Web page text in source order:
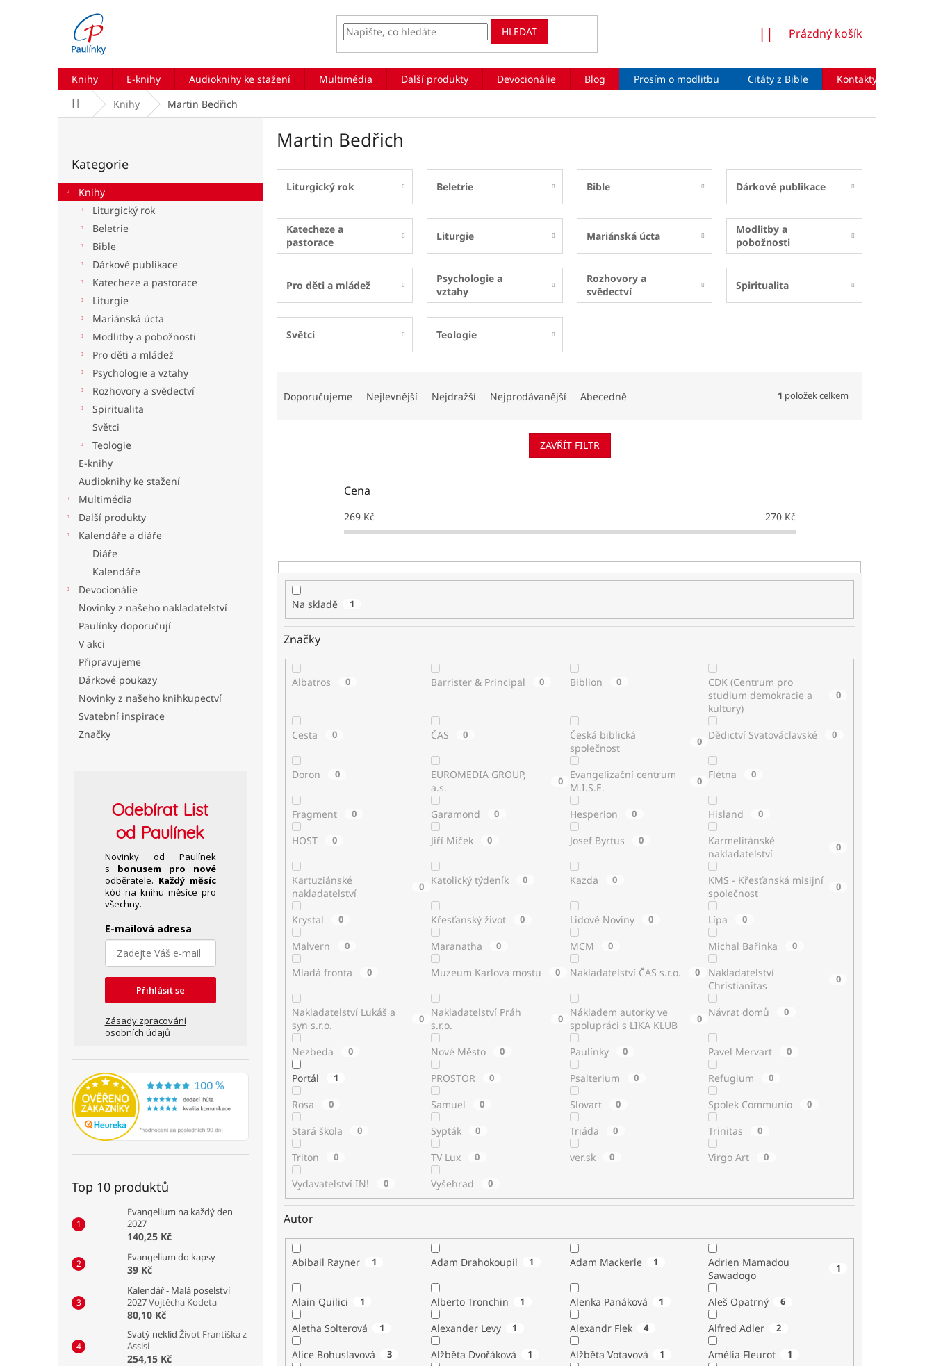
HLEDAT
NÁKUPNÍ
Prázdný košík
Knihy E-knihy Audioknihy ke stažení Multimédia Další produkty Devocionálie Blog Prosím o modlitbu Citáty z Bible Kontakty
Domů Knihy Martin Bedřich
r
a
kategorie
Kategorie
Knihy
Liturgický rok
Beletrie
Bible
Dárkové publikace
Katecheze a pastorace
Liturgie
Mariánská úcta
Modlitby a pobožnosti
Pro děti a mládež
Psychologie a vztahy
Rozhovory a svědectví
Spiritualita
Světci
Teologie
E-knihy
Audioknihy ke stažení
Multimédia
Další produkty
Kalendáře a diáře
Diáře
Kalendáře
Devocionálie
Novinky z našeho nakladatelství
Paulínky doporučují
V akci
Připravujeme
Dárkové poukazy
Novinky z našeho knihkupectví
Svatební inspirace
Značky
OdebíratList
od Paulínek
Novinky od Paulínek
s bonusem pro nové
odběratele. Každý měsíc
kód na knihu měsíce pro
všechny.
E-mailová adresa
Přihlásit se
Zásady zpracování
osobních údajů
Top 10 produktů
Evangelium na každý den
2027
140,25 Kč
Evangelium do kapsy
39 Kč
Kalendář - Malá poselství
2027Vojtěcha Kodeta
80,10 Kč
Svatý neklid Život Františka z
Assisi
254,15 Kč
Martin Bedřich
Liturgický rok Beletrie Bible Dárkové publikace
Katecheze a
pastorace
Liturgie Mariánská úcta
Modlitby a
pobožnosti
Pro děti a mládež
Psychologie a
vztahy
Rozhovory a
svědectví
Spiritualita
Světci Teologie
t
ů
Doporučujeme Nejlevnější Nejdražší Nejprodávanější Abecedně 1 položek celkem
ZAVŘÍT FILTR
Cena
269Kč 270Kč
Na skladě 1
Značky
Albatros 0 Barrister & Principal 0 Biblion 0
CDK (Centrum pro
studium demokracie a
kultury)
0
Cesta 0 ČAS 0
Česká biblická
společnost
0 Dědictví Svatováclavské 0
Doron 0
EUROMEDIA GROUP,
a.s.
0
Evangelizační centrum
M.I.S.E.
0 Flétna 0
Fragment 0 Garamond 0 Hesperion 0 Hisland 0
HOST 0 Jiří Miček 0 Josef Byrtus 0
Karmelitánské
nakladatelství
0
Kartuziánské
nakladatelství
0 Katolický týdeník 0 Kazda 0
KMS - Křesťanská misijní
společnost
0
Krystal 0 Křesťanský život 0 Lidové Noviny 0 Lípa 0
Malvern 0 Maranatha 0 MCM 0 Michal Bařinka 0
Mladá fronta 0 Muzeum Karlova mostu 0 Nakladatelství ČAS s.r.o. 0
Nakladatelství
Christianitas
0
Nakladatelství Lukáš a
syn s.r.o.
0
Nakladatelství Práh
s.r.o.
0
Nákladem autorky ve
spolupráci s LIKA KLUB
0 Návrat domů 0
Nezbeda 0 Nové Město 0 Paulínky 0 Pavel Mervart 0
Portál 1 PROSTOR 0 Psalterium 0 Refugium 0
Rosa 0 Samuel 0 Slovart 0 Spolek Communio 0
Stará škola 0 Sypták 0 Triáda 0 Trinitas 0
Triton 0 TV Lux 0 ver.sk 0 Virgo Art 0
Vydavatelství IN! 0 Vyšehrad 0
Autor
Abibail Rayner 1 Adam Drahokoupil 1 Adam Mackerle 1
Adrien Mamadou
Sawadogo
1
Alain Quilici 1 Alberto Tronchin 1 Alenka Panáková 1 Aleš Opatrný 6
Aletha Solterová 1 Alexander Levy 1 Alexandr Flek 4 Alfred Adler 2
Alice Bohuslavová 3 Alžběta Dvořáková 1 Alžběta Votavová 1 Amélia Fleurot 1